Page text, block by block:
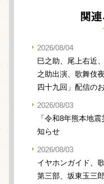
関
2026/08/04
巳之助、尾上右近
之助出演、歌舞伎
四十九回」配信の
2026/08/03
「令和8年熊本地
知らせ
2026/08/03
イヤホンガイド、
第三部、坂東玉三